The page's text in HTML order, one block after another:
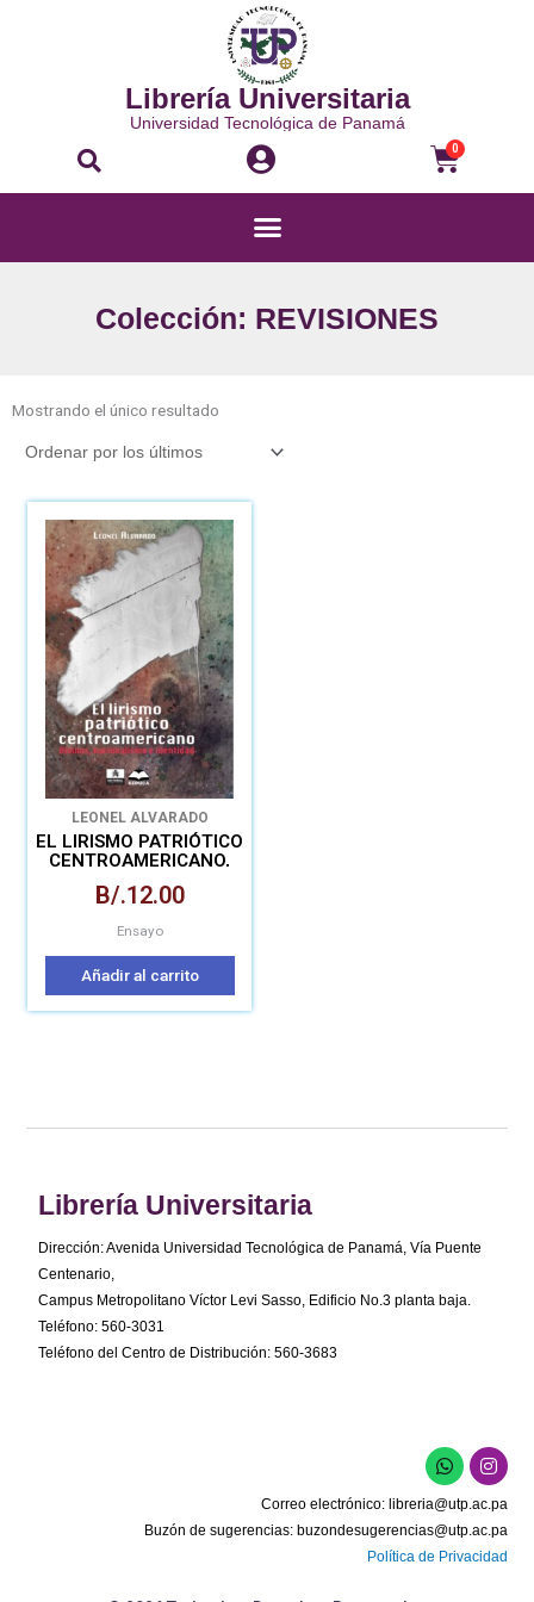
Librería Universitaria
Universidad Tecnológica de Panamá
Buscar 0
Menú
Colección: REVISIONES
Mostrando el único resultado
LEONEL ALVARADO
EL LIRISMO PATRIÓTICO
CENTROAMERICANO,
NACIONALISMO E
B/.12.00
Ensayo
Añadir al carrito
Librería Universitaria
Dirección: Avenida Universidad Tecnológica de Panamá, Vía Puente
Centenario,
Campus Metropolitano Víctor Levi Sasso, Edificio No.3 planta baja.
Teléfono: 560-3031
Teléfono del Centro de Distribución: 560-3683
W
h
a
t
s
a
p
I
n
s
t
a
g
r
Correo electrónico: libreria@utp.ac.pa
Buzón de sugerencias: buzondesugerencias@utp.ac.pa
Política de Privacidad